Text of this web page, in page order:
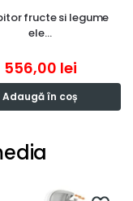
fructe si legume
ele…
556,00 lei
Adaugă în coș